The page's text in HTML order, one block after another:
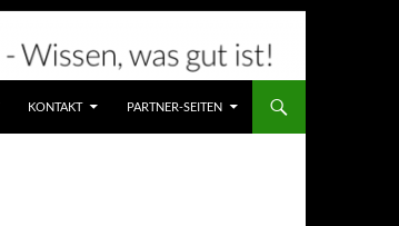
KONTAKT PARTNER-SEITEN